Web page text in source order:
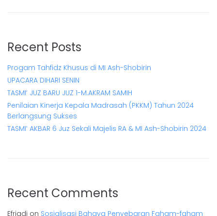
Recent Posts
Progam Tahfidz Khusus di MI Ash-Shobirin
UPACARA DIHARI SENIN
TASMI’ JUZ BARU JUZ 1-M.AKRAM SAMIH
Penilaian Kinerja Kepala Madrasah (PKKM) Tahun 2024
Berlangsung Sukses
TASMI’ AKBAR 6 Juz Sekali Majelis RA & MI Ash-Shobirin 2024
Recent Comments
Efriadi on Sosialisasi Bahaya Penyebaran Faham-faham